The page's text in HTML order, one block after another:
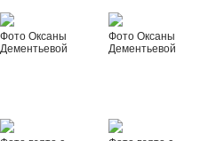
Фото Оксаны
Дементьевой
Фото Оксаны
Дементьевой